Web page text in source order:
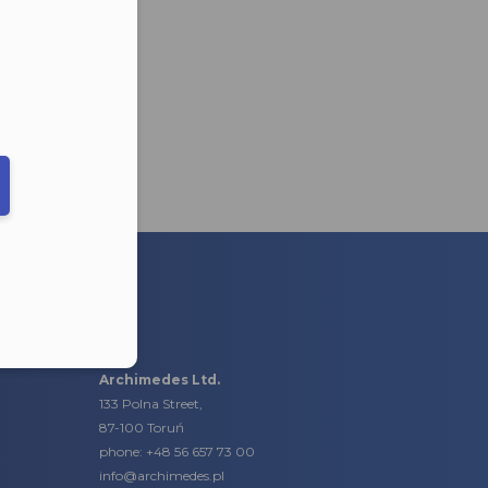
Archimedes Ltd.
133 Polna Street,
87-100 Toruń
phone: +48 56 657 73 00
info@archimedes.pl
call
w formacie E164